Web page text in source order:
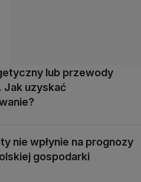
lub przewody
Jak uzyskać
nie wpłynie na prognozy
gospodarki